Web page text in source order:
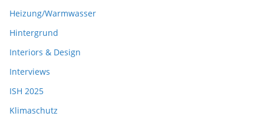
Heizung/Warmwasser
Hintergrund
Interiors & Design
Interviews
ISH 2025
Klimaschutz